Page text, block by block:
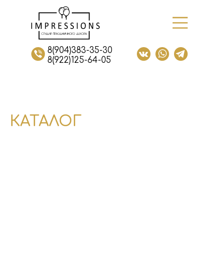
8(922)125-64-05
8(904)383-35-30
КАТАЛОГ